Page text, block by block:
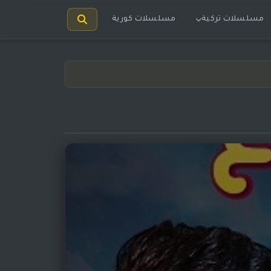
مسلسلات تركية مسلسلات كورية